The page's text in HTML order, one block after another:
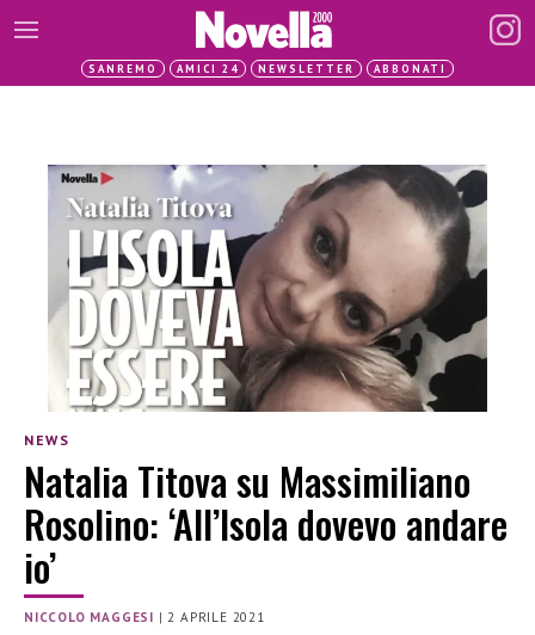
SANREMO AMICI 24 NEWSLETTER ABBONATI
NEWS
Natalia Titova su Massimiliano
Rosolino: ‘All’Isola dovevo andare
io’
NICCOLO MAGGESI |2 APRILE 2021